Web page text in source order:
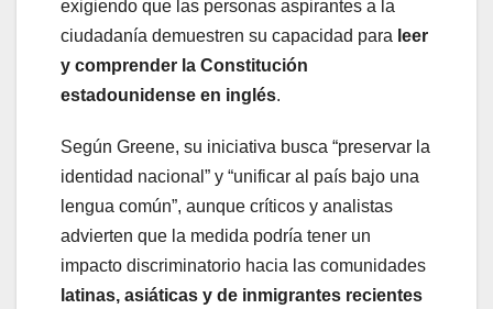
exigiendo que las personas aspirantes a la
ciudadanía demuestren su capacidad para leer
y comprender la Constitución
estadounidense en inglés.
Según Greene, su iniciativa busca “preservar la
identidad nacional” y “unificar al país bajo una
lengua común”, aunque críticos y analistas
advierten que la medida podría tener un
impacto discriminatorio hacia las comunidades
latinas, asiáticas y de inmigrantes recientes